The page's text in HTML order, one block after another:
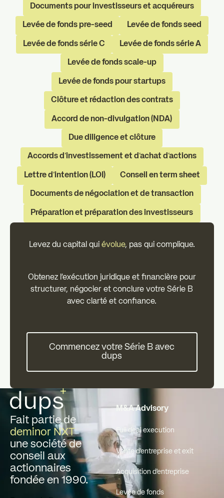
Documents pour investisseurs et acquéreurs
Levée de fonds pre-seed Levée de fonds seed
Levée de fonds série C Levée de fonds série A
Levée de fonds scale-up
Levée de fonds pour startups
Clôture et rédaction des contrats
Accord de non-divulgation (NDA)
Due diligence et clôture
Accords d'investissement et d'achat d'actions
Lettre d'intention (LOI) Conseil en term sheet
Documents de négociation et de transaction
Préparation et préparation des investisseurs
Levez du capital qui évolue, pas qui complique.
Obtenez l'exécution juridique et financière pour
structurer, négocier et conclure votre Série B
avec clarté et confiance.
Commencez votre Série B avec
dups
Pied de page
Fait partie de
deminor NXT
une société de
conseil aux
actionnaires
fondée en 1990.
M&A Advisory
Full deal execution
Vente d'entreprise et exit
Acquisition d'entreprise
Levée de fonds